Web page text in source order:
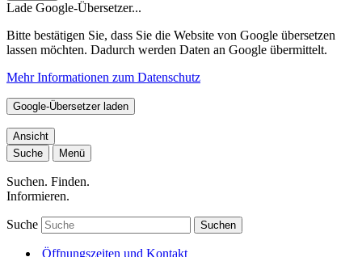
Lade Google-Übersetzer...
Bitte bestätigen Sie, dass Sie die Website von Google übersetzen
lassen möchten. Dadurch werden Daten an Google übermittelt.
Mehr Informationen zum Datenschutz
Google-Übersetzer laden
Ansicht
Suche
Menü
Suchen. Finden.
Informieren.
Suche Suchen
Öffnungszeiten und Kontakt